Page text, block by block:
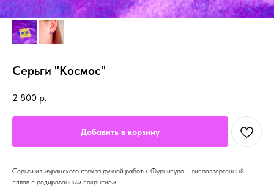
Серьги "Космос"
2 800 р.
Добавить в корзину
Серьги из муранского стекла ручной работы. Фурнитура – гипоаллергенный
сплав с родированным покрытием.